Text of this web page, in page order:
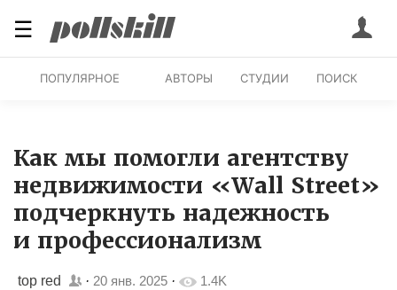
☰
ПОПУЛЯРНОЕ АВТОРЫ СТУДИИ ПОИСК
Как мы помогли агентству
недвижимости «Wall Street»
подчеркнуть надежность
и профессионализм
top red · 20 янв. 2025 · 1.4K